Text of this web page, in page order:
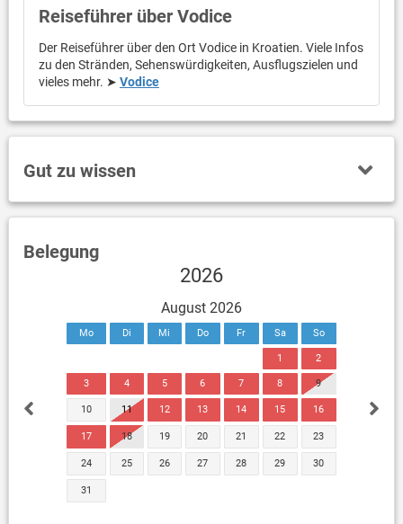
Reiseführer über Vodice
Der Reiseführer über den Ort Vodice in Kroatien. Viele Infos
zu den Stränden, Sehenswürdigkeiten, Ausflugszielen und
vieles mehr. ➤ Vodice
Gut zu wissen
Belegung
2026
August 2026
Mo Di Mi Do Fr Sa So
1 2
3 4 5 6 7 8 9
10 11 12 13 14 15 16
17 18 19 20 21 22 23
24 25 26 27 28 29 30
31